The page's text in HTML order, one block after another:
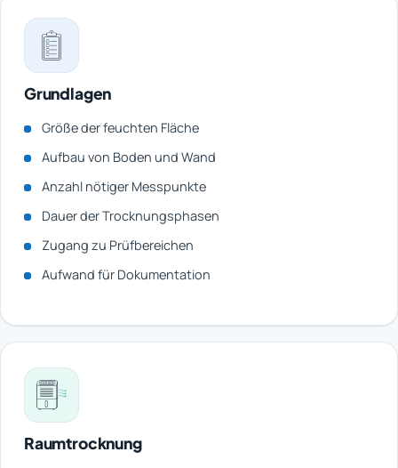
Grundlagen
Größe der feuchten Fläche
Aufbau von Boden und Wand
Anzahl nötiger Messpunkte
Dauer der Trocknungsphasen
Zugang zu Prüfbereichen
Aufwand für Dokumentation
Raumtrocknung